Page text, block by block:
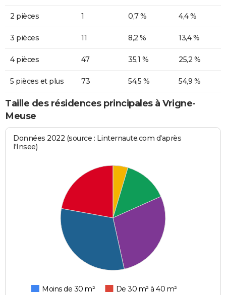
2 pièces 1 0,7 % 4,4 %
3 pièces 11 8,2 % 13,4 %
4 pièces 47 35,1 % 25,2 %
5 pièces et plus 73 54,5 % 54,9 %
Taille des résidences principales à Vrigne-
Meuse
Données 2022 (source : Linternaute.com d'après
l'Insee)
Moins de 30 m²
De 30 m² à 40 m²